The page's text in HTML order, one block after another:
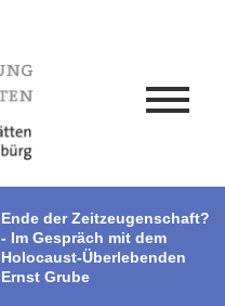
Ende der Zeitzeugenschaft?
- Im Gespräch mit dem
Holocaust-Überlebenden
Ernst Grube